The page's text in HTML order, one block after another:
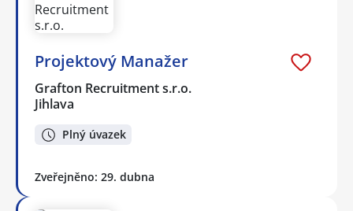
Projektový Manažer
Grafton Recruitment s.r.o.
Jihlava
Plný úvazek
Zveřejněno: 29. dubna